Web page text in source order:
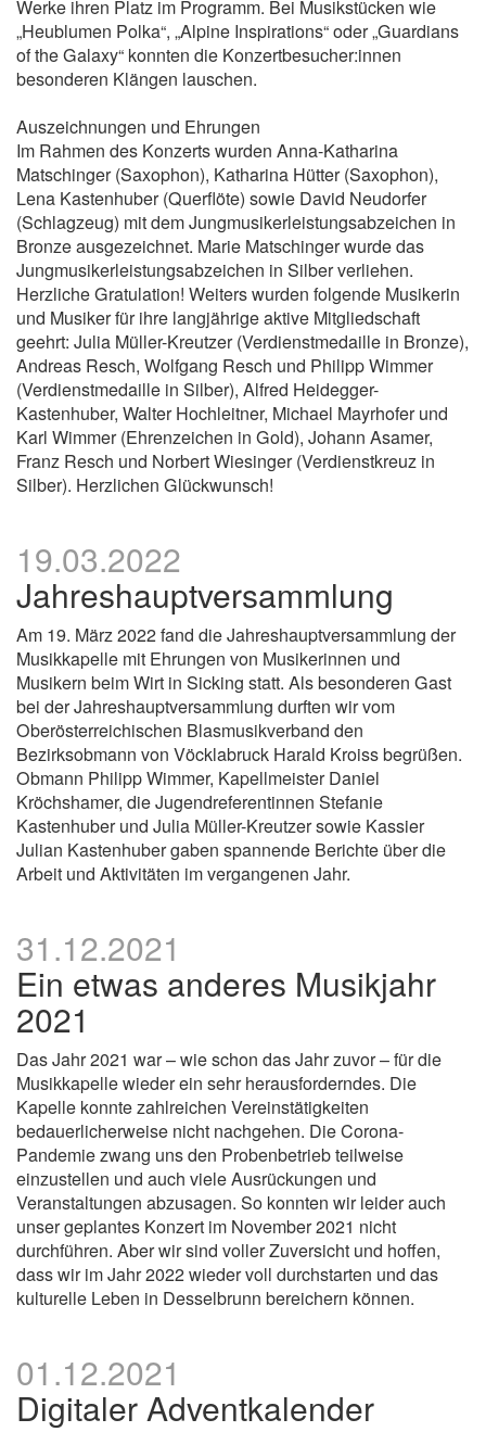
Werke ihren Platz im Programm. Bei Musikstücken wie
„Heublumen Polka“, „Alpine Inspirations“ oder „Guardians
of the Galaxy“ konnten die Konzertbesucher:innen
besonderen Klängen lauschen.
Auszeichnungen und Ehrungen
Im Rahmen des Konzerts wurden Anna-Katharina
Matschinger (Saxophon), Katharina Hütter (Saxophon),
Lena Kastenhuber (Querflöte) sowie David Neudorfer
(Schlagzeug) mit dem Jungmusikerleistungsabzeichen in
Bronze ausgezeichnet. Marie Matschinger wurde das
Jungmusikerleistungsabzeichen in Silber verliehen.
Herzliche Gratulation! Weiters wurden folgende Musikerin
und Musiker für ihre langjährige aktive Mitgliedschaft
geehrt: Julia Müller-Kreutzer (Verdienstmedaille in Bronze),
Andreas Resch, Wolfgang Resch und Philipp Wimmer
(Verdienstmedaille in Silber), Alfred Heidegger-
Kastenhuber, Walter Hochleitner, Michael Mayrhofer und
Karl Wimmer (Ehrenzeichen in Gold), Johann Asamer,
Franz Resch und Norbert Wiesinger (Verdienstkreuz in
Silber). Herzlichen Glückwunsch!
19.03.2022
Jahreshauptversammlung
Am 19. März 2022 fand die Jahreshauptversammlung der
Musikkapelle mit Ehrungen von Musikerinnen und
Musikern beim Wirt in Sicking statt. Als besonderen Gast
bei der Jahreshauptversammlung durften wir vom
Oberösterreichischen Blasmusikverband den
Bezirksobmann von Vöcklabruck Harald Kroiss begrüßen.
Obmann Philipp Wimmer, Kapellmeister Daniel
Kröchshamer, die Jugendreferentinnen Stefanie
Kastenhuber und Julia Müller-Kreutzer sowie Kassier
Julian Kastenhuber gaben spannende Berichte über die
Arbeit und Aktivitäten im vergangenen Jahr.
31.12.2021
Ein etwas anderes Musikjahr
2021
Das Jahr 2021 war – wie schon das Jahr zuvor – für die
Musikkapelle wieder ein sehr herausforderndes. Die
Kapelle konnte zahlreichen Vereinstätigkeiten
bedauerlicherweise nicht nachgehen. Die Corona-
Pandemie zwang uns den Probenbetrieb teilweise
einzustellen und auch viele Ausrückungen und
Veranstaltungen abzusagen. So konnten wir leider auch
unser geplantes Konzert im November 2021 nicht
durchführen. Aber wir sind voller Zuversicht und hoffen,
dass wir im Jahr 2022 wieder voll durchstarten und das
kulturelle Leben in Desselbrunn bereichern können.
01.12.2021
Digitaler Adventkalender